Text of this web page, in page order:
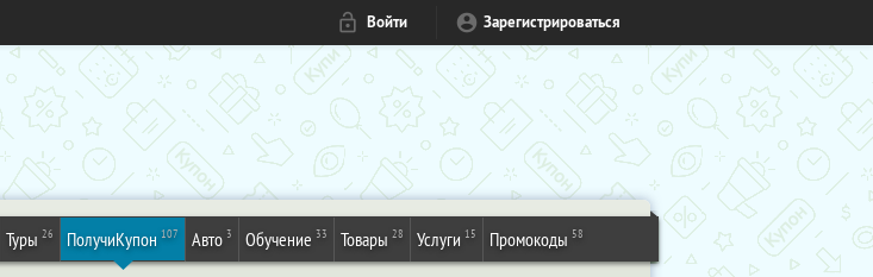
Войти Зарегистрироваться
Туры 26 ПолучиКупон 107 Авто 3 Обучение 33 Товары 28 Услуги 15 Промокоды 58